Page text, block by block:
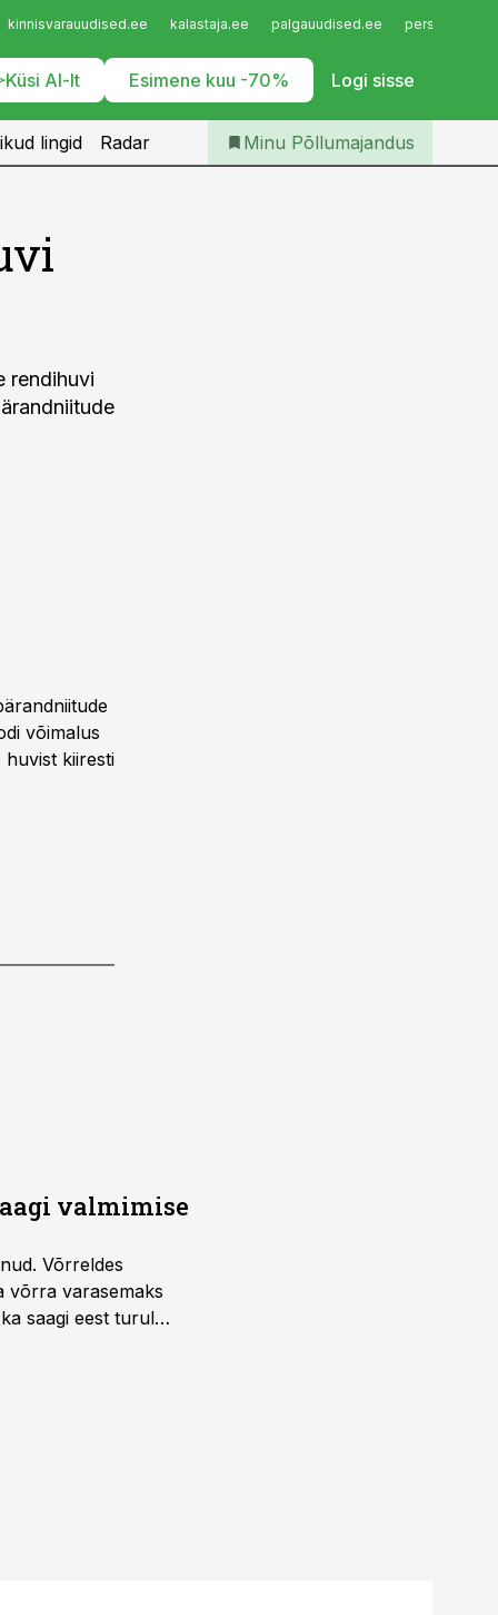
kinnisvarauudised.ee kalastaja.ee palgauudised.ee
Küsi AI-lt Esimene kuu -70% Logi sisse
Iseteenindus
Telli Põllumajandus
lingid Radar Minu Põllumajandus
rendihuvi
võimalus
huvist kiiresti
valmimise
Võrreldes
võrra varasemaks
saagi eest turul